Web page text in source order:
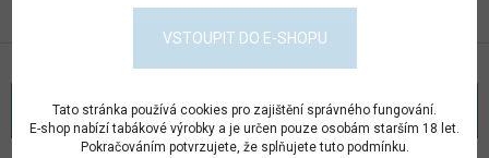
KATEGORIE
VSTOUPIT DO E-SHOPU
Tato stránka používá cookies pro zajištění správného fungování.
E-shop nabízí tabákové výrobky a je určen pouze osobám starším 18 let.
Pokračováním potvrzujete, že splňujete tuto podmínku.